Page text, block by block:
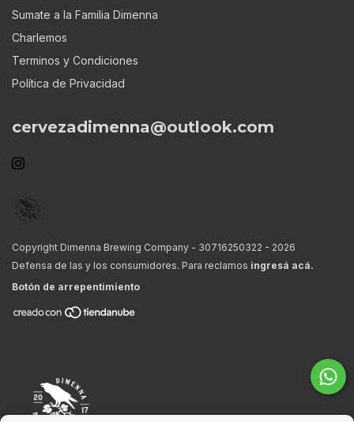
Sumate a la Familia Dimenna
Charlemos
Terminos y Condiciones
Política de Privacidad
cervezadimenna@outlook.com
Copyright Dimenna Brewing Company - 30716250322 - 2026
Defensa de las y los consumidores. Para reclamos ingresá acá.
Botón de arrepentimiento